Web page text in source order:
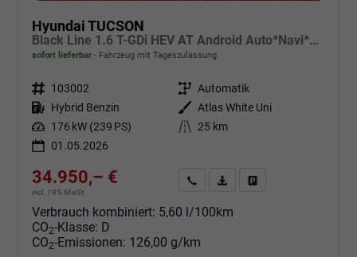
Hyundai TUCSON
Black Line 1.6 T-GDi HEV AT Android Auto*Navi*SHZ*Kamera*2Z Klimaauto*
sofort lieferbar Fahrzeug mit Tageszulassung
Fahrzeugnr. 103002 Getriebe Automatik
Kraftstoff Hybrid Benzin Außenfarbe Atlas White Uni
Leistung 176 kW (239 PS) Kilometerstand 25 km
01.05.2026
34.950,– €
incl. 19% MwSt.
Angebot anfordern
Fahrzeugexpose (PDF)
Verbrauch kombiniert: 5,60 l/100km
CO2-Klasse: D
CO2-Emissionen: 126,00 g/km